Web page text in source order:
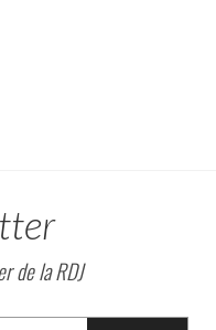
de la RDJ